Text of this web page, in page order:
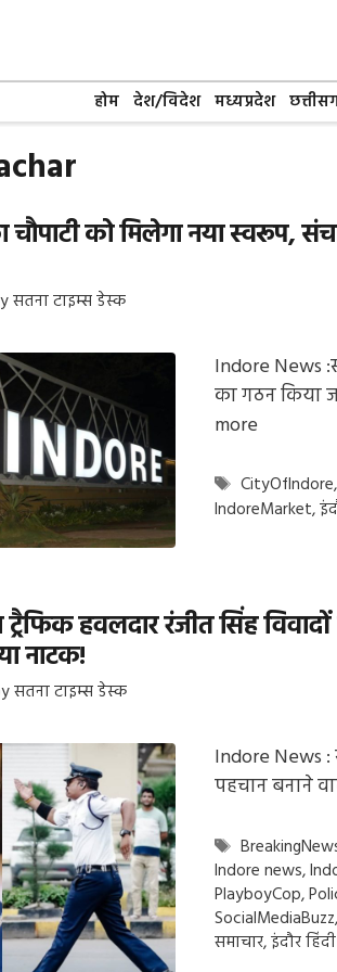
होम देश/विदेश मध्यप्रदेश
को मिलेगा नया स्वरूप,
सतना टाइम्स डेस्क
Indore News
का गठन किया
more
Tags
CityOfIndore
IndoreMarket,
हवलदार रंजीत सिंह
नाटक!
सतना टाइम्स डेस्क
Indore News :
पहचान बनाने
Tags
Indore news,
PlayboyCop,
SocialMediaBuzz,
समाचार,इंदौर हिंदी